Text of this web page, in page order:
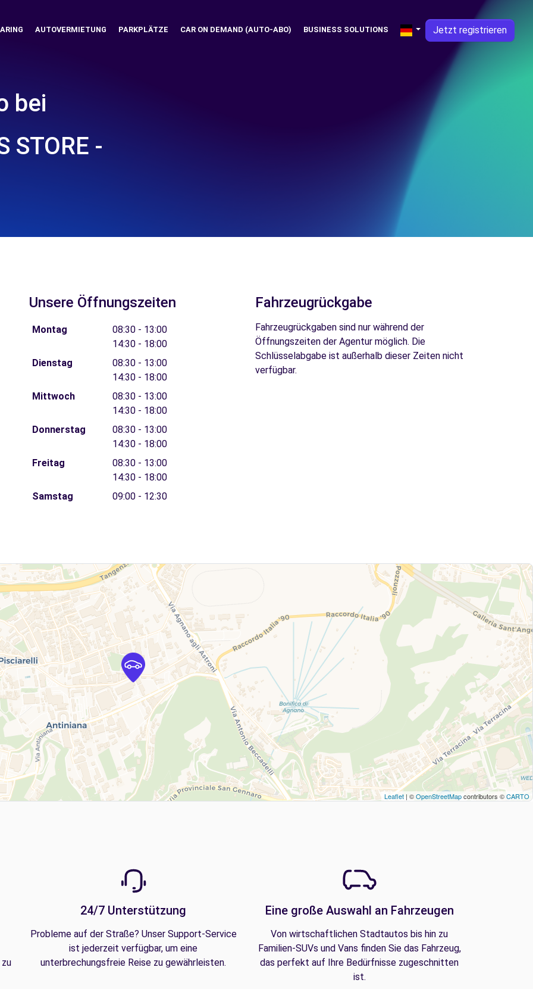
AUTOVERMIETUNG PARKPLÄTZE CAR ON DEMAND (AUTO-ABO) BUSINESS SOLUTIONS Jetzt registrieren
bei
STORE -
Unsere Öffnungszeiten
Montag
08:30 - 13:00
14:30 - 18:00
Dienstag
08:30 - 13:00
14:30 - 18:00
Mittwoch
08:30 - 13:00
14:30 - 18:00
Donnerstag
08:30 - 13:00
14:30 - 18:00
Freitag
08:30 - 13:00
14:30 - 18:00
Samstag
09:00 - 12:30
Fahrzeugrückgabe
Fahrzeugrückgaben sind nur während der
Öffnungszeiten der Agentur möglich. Die
Schlüsselabgabe ist außerhalb dieser Zeiten nicht
verfügbar.
Leaflet | ©OpenStreetMapcontributors ©CARTO
24/7 Unterstützung
Probleme auf der Straße? Unser Support-Service
ist jederzeit verfügbar, um eine
unterbrechungsfreie Reise zu gewährleisten.
Eine große Auswahl an Fahrzeugen
Von wirtschaftlichen Stadtautos bis hin zu
Familien-SUVs und Vans finden Sie das Fahrzeug,
das perfekt auf Ihre Bedürfnisse zugeschnitten
ist.